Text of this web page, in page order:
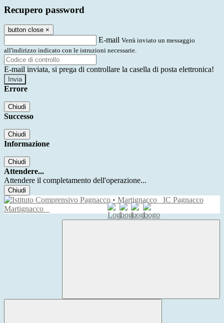
Recupero password
button close ×
E-mail Verrà inviato un messaggio
all'indirizzo indicato con le istruzioni necessarie.
E-mail inviata, si prega di controllare la casella di posta elettronica!
Errore
Chiudi
Successo
Chiudi
Informazione
Chiudi
Attendere...
Attendere il completamento dell'operazione...
Chiudi
IC Pagnacco
Martignacco